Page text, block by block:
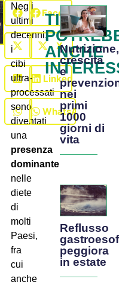
Negli
ultimi
decenni,
i
cibi
ultra-
processati
sono
diventati
una
presenza
dominante
nelle
diete
di
molti
Paesi,
fra
cui
anche
Facebook
X
LinkedIn
WhatsApp
TI
ANCHE
Nutrizione,
crescita
e
nei
primi
1000
giorni di
vita
Reflusso
peggiora
in estate